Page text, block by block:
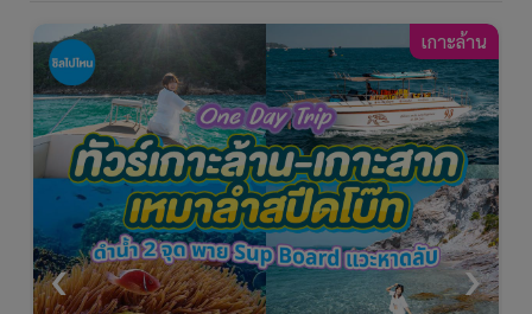
เกาะล้าน
‹ ›